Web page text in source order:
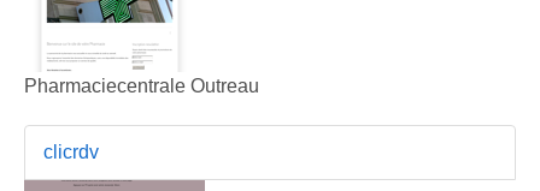
Pharmaciecentrale Outreau
clicrdv